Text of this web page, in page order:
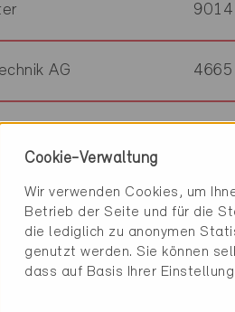
9014
AG 4665
AG 8045
5737
Cookie-Verwaltung
Wir verwenden Cookies, um
Betrieb der Seite und für die
die lediglich zu anonymen
genutzt werden. Sie können
dass auf Basis Ihrer